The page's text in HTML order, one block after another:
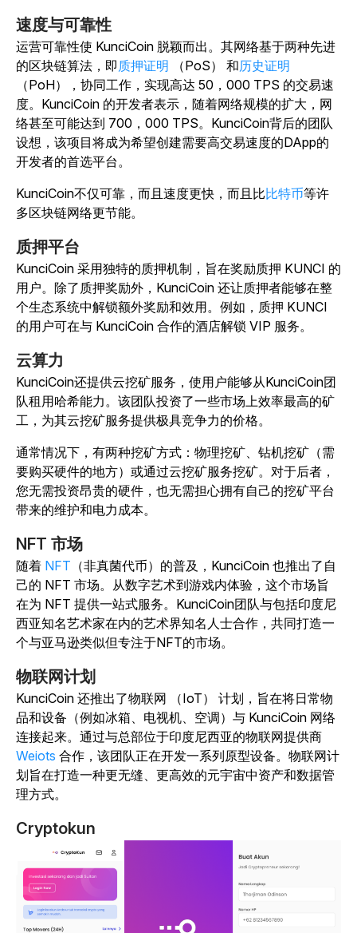
速度与可靠性
运营可靠性使 KunciCoin 脱颖而出。其网络基于两种先进
的区块链算法，即 质押证明 （PoS） 和历史证明
（PoH），协同工作，实现高达 50，000 TPS 的交易速
度。KunciCoin 的开发者表示，随着网络规模的扩大，网
络甚至可能达到 700，000 TPS。KunciCoin背后的团队
设想，该项目将成为希望创建需要高交易速度的DApp的
开发者的首选平台。
KunciCoin不仅可靠，而且速度更快，而且比比特币等许
多区块链网络更节能。
质押平台
KunciCoin 采用独特的质押机制，旨在奖励质押 KUNCI 的
用户。除了质押奖励外，KunciCoin 还让质押者能够在整
个生态系统中解锁额外奖励和效用。例如，质押 KUNCI
的用户可在与 KunciCoin 合作的酒店解锁 VIP 服务。
云算力
KunciCoin还提供云挖矿服务，使用户能够从KunciCoin团
队租用哈希能力。该团队投资了一些市场上效率最高的矿
工，为其云挖矿服务提供极具竞争力的价格。
通常情况下，有两种挖矿方式：物理挖矿、钻机挖矿（需
要购买硬件的地方）或通过云挖矿服务挖矿。对于后者，
您无需投资昂贵的硬件，也无需担心拥有自己的挖矿平台
带来的维护和电力成本。
NFT 市场
随着 NFT （非真菌代币）的普及，KunciCoin 也推出了自
己的 NFT 市场。从数字艺术到游戏内体验，这个市场旨
在为 NFT 提供一站式服务。KunciCoin团队与包括印度尼
西亚知名艺术家在内的艺术界知名人士合作，共同打造一
个与亚马逊类似但专注于NFT的市场。
物联网计划
KunciCoin 还推出了物联网 （IoT） 计划，旨在将日常物
品和设备（例如冰箱、电视机、空调）与 KunciCoin 网络
连接起来。通过与总部位于印度尼西亚的物联网提供商
Weiots 合作，该团队正在开发一系列原型设备。物联网计
划旨在打造一种更无缝、更高效的元宇宙中资产和数据管
理方式。
Cryptokun